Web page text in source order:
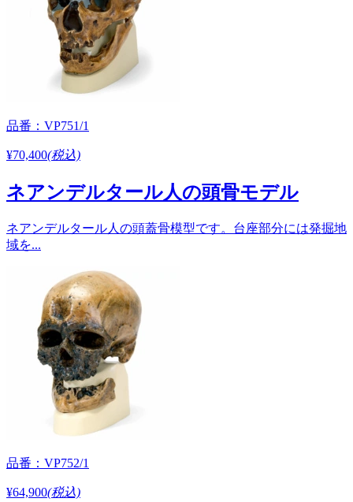
品番：VP751/1
¥70,400(税込)
ネアンデルタール人の頭骨モデル
ネアンデルタール人の頭蓋骨模型です。台座部分には発掘地
域を...
品番：VP752/1
¥64,900(税込)